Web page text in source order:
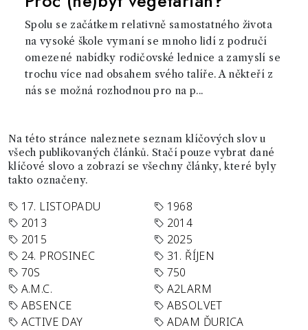
Spolu se začátkem relativně samostatného života
na vysoké škole vymaní se mnoho lidí z područí
omezené nabídky rodičovské lednice a zamyslí se
trochu více nad obsahem svého talíře. A někteří z
nás se možná rozhodnou pro na p...
Na této stránce naleznete seznam klíčových slov u
všech publikovaných článků. Stačí pouze vybrat dané
klíčové slovo a zobrazí se všechny články, které byly
takto označeny.
17. LISTOPADU
1968
2013
2014
2015
2025
24. PROSINEC
31. ŘÍJEN
70S
750
A.M.C.
A2LARM
ABSENCE
ABSOLVET
ACTIVE DAY
ADAM ĎURICA